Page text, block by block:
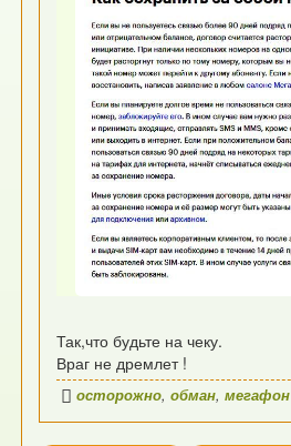
Так,что будьте на чеку.
Враг не дремлет !
осторожно,обман,мегафон